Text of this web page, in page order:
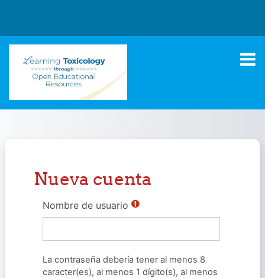
Nueva cuenta
Nombre de usuario
La contraseña debería tener al menos 8
caracter(es), al menos 1 dígito(s), al menos